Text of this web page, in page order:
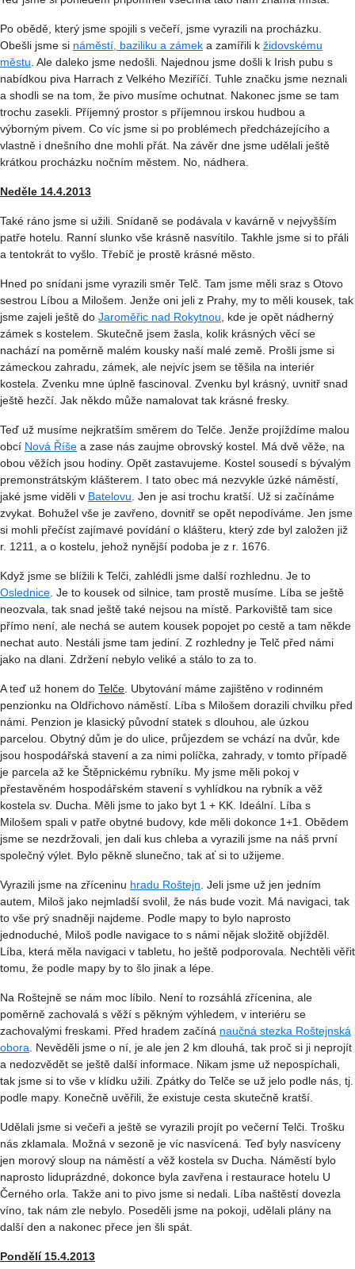
Po obědě, který jsme spojili s večeří, jsme vyrazili na procházku.
Obešli jsme si náměstí, baziliku a zámek a zamířili k židovskému
městu . Ale daleko jsme nedošli. Najednou jsme došli k Irish pubu s
nabídkou piva Harrach z Velkého Meziříčí. Tuhle značku jsme neznali
a shodli se na tom, že pivo musíme ochutnat. Nakonec jsme se tam
trochu zasekli. Příjemný prostor s příjemnou irskou hudbou a
výborným pivem. Co víc jsme si po problémech předcházejícího a
vlastně i dnešního dne mohli přát. Na závěr dne jsme udělali ještě
krátkou procházku nočním městem. No, nádhera.
Neděle 14.4.2013
Také ráno jsme si užili. Snídaně se podávala v kavárně v nejvyšším
patře hotelu. Ranní slunko vše krásně nasvítilo. Takhle jsme si to přáli
a tentokrát to vyšlo. Třebíč je prostě krásné město.
Hned po snídani jsme vyrazili směr Telč. Tam jsme měli sraz s Otovo
sestrou Líbou a Milošem. Jenže oni jeli z Prahy, my to měli kousek, tak
jsme zajeli ještě do Jaroměřic nad Rokytnou , kde je opět nádherný
zámek s kostelem. Skutečně jsem žasla, kolik krásných věcí se
nachází na poměrně malém kousky naší malé země. Prošli jsme si
zámeckou zahradu, zámek, ale nejvíc jsem se těšila na interiér
kostela. Zvenku mne úplně fascinoval. Zvenku byl krásný, uvnitř snad
ještě hezčí. Jak někdo může namalovat tak krásné fresky.
Teď už musíme nejkratším směrem do Telče. Jenže projíždíme malou
obcí Nová Říše a zase nás zaujme obrovský kostel. Má dvě věže, na
obou věžích jsou hodiny. Opět zastavujeme. Kostel sousedí s bývalým
premonstrátským klášterem. I tato obec má nezvykle úzké náměstí,
jaké jsme viděli v Batelovu . Jen je asi trochu kratší. Už si začínáme
zvykat. Bohužel vše je zavřeno, dovnitř se opět nepodíváme. Jen jsme
si mohli přečíst zajímavé povídání o klášteru, který zde byl založen již
r. 1211, a o kostelu, jehož nynější podoba je z r. 1676.
Když jsme se blížili k Telči, zahlédli jsme další rozhlednu. Je to
Oslednice . Je to kousek od silnice, tam prostě musíme. Líba se ještě
neozvala, tak snad ještě také nejsou na místě. Parkoviště tam sice
přímo není, ale nechá se autem kousek popojet po cestě a tam někde
nechat auto. Nestáli jsme tam jediní. Z rozhledny je Telč před námi
jako na dlani. Zdržení nebylo veliké a stálo to za to.
A teď už honem do Telče . Ubytování máme zajištěno v rodinném
penzionku na Oldřichovo náměstí. Líba s Milošem dorazili chvilku před
námi. Penzion je klasický původní statek s dlouhou, ale úzkou
parcelou. Obytný dům je do ulice, průjezdem se vchází na dvůr, kde
jsou hospodářská stavení a za nimi políčka, zahrady, v tomto případě
je parcela až ke Štěpnickému rybníku. My jsme měli pokoj v
přestavěném hospodářském stavení s vyhlídkou na rybník a věž
kostela sv. Ducha. Měli jsme to jako byt 1 + KK . Ideální. Líba s
Milošem spali v patře obytné budovy, kde měli dokonce 1+1. Obědem
jsme se nezdržovali, jen dali kus chleba a vyrazili jsme na náš první
společný výlet. Bylo pěkně slunečno, tak ať si to užijeme.
Vyrazili jsme na zříceninu hradu Roštejn . Jeli jsme už jen jedním
autem, Miloš jako nejmladší svolil, že nás bude vozit. Má navigaci, tak
to vše prý snadněji najdeme. Podle mapy to bylo naprosto
jednoduché, Miloš podle navigace to s námi nějak složitě objížděl.
Líba , která měla navigaci v tabletu, ho ještě podporovala. Nechtěli věřit
tomu, že podle mapy by to šlo jinak a lépe.
Na Roštejně se nám moc líbilo. Není to rozsáhlá zřícenina, ale
poměrně zachovalá s věží s pěkným výhledem, v interiéru se
zachovalými freskami. Před hradem začíná naučná stezka Roštejnská
obora . Nevěděli jsme o ní, je ale jen 2 km dlouhá, tak proč si ji neprojít
a nedozvědět se ještě další informace. Nikam jsme už nepospíchali,
tak jsme si to vše v klídku užili. Zpátky do Telče se už jelo podle nás, tj.
podle mapy. Konečně uvěřili, že existuje cesta skutečně kratší.
Udělali jsme si večeři a ještě se vyrazili projít po večerní Telči. Trošku
nás zklamala. Možná v sezoně je víc nasvícená. Teď byly nasvíceny
jen morový sloup na náměstí a věž kostela sv Ducha. Náměstí bylo
naprosto liduprázdné, dokonce byla zavřena i restaurace hotelu U
Černého orla. Takže ani to pivo jsme si nedali. Líba naštěstí dovezla
víno, tak nám zle nebylo. Poseděli jsme na pokoji, udělali plány na
další den a nakonec přece jen šli spát.
Pondělí 15.4.2013